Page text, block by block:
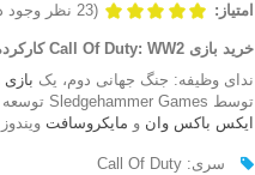
امتیاز: (23 نظر وجود دارد)
خرید بازی Call Of Duty: WW2 کارکرده برای PS4
ندای وظیفه: جنگ جهانی دوم، یک بازی
توسط Sledgehammer Games توسعه یافته و توسط Activision برای
ایکس باکس وان و مایکروسافت
سری: Call Of Duty